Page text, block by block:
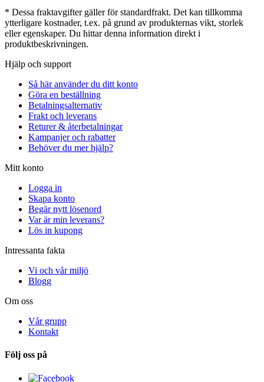
* Dessa fraktavgifter gäller för standardfrakt. Det kan tillkomma
ytterligare kostnader, t.ex. på grund av produkternas vikt, storlek
eller egenskaper. Du hittar denna information direkt i
produktbeskrivningen.
Hjälp och support
Så här använder du ditt konto
Göra en beställning
Betalningsalternativ
Frakt och leverans
Returer & återbetalningar
Kampanjer och rabatter
Behöver du mer hjälp?
Mitt konto
Logga in
Skapa konto
Begär nytt lösenord
Var är min leverans?
Lös in kupong
Intressanta fakta
Vi och vår miljö
Blogg
Om oss
Vår grupp
Kontakt
Följ oss på